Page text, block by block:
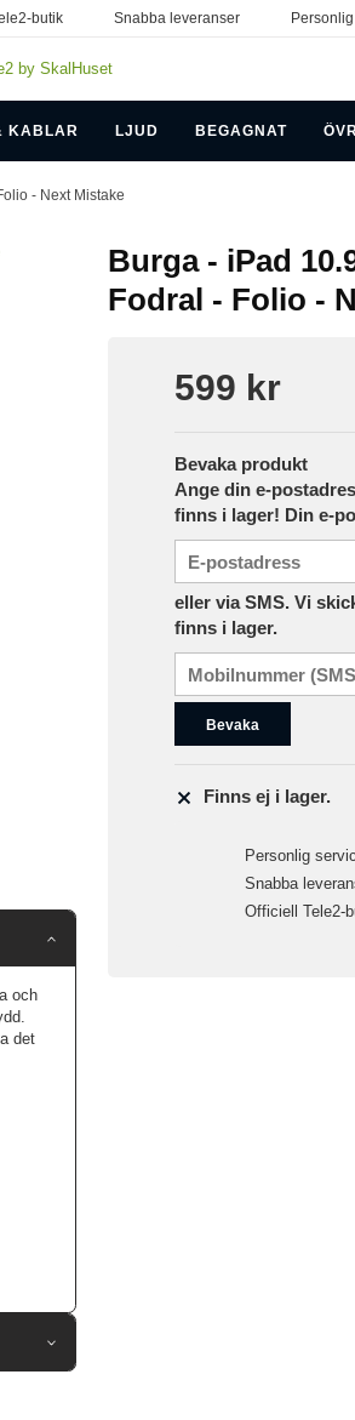
butik Snabba leveranser
KABLAR LJUD BEGAGNAT
- Next Mistake
Burga - iPad
Fodral - Folio -
599 kr
Bevaka produkt
Ange din e-
finns i lager! Din e-
eller via SMS. Vi
finns i lager.
Bevaka
Finns ej i lager.
Personlig
Snabba
Officiell Tele2-
och
det